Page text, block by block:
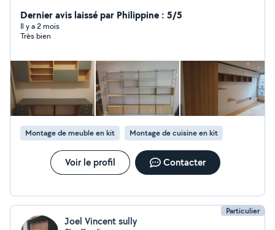
étagères. Électricité. montage des meubles en kit....
montage de cuisine... Disponible pour venir faire tous
vos travaux avec un prix raisonnable cordialement
Dernier avis laissé par Philippine : 5/5
Il y a 2 mois
Très bien
Montage de meuble en kit Montage de cuisine en kit
Voir le profil Contacter
Particulier
Joel Vincent sully